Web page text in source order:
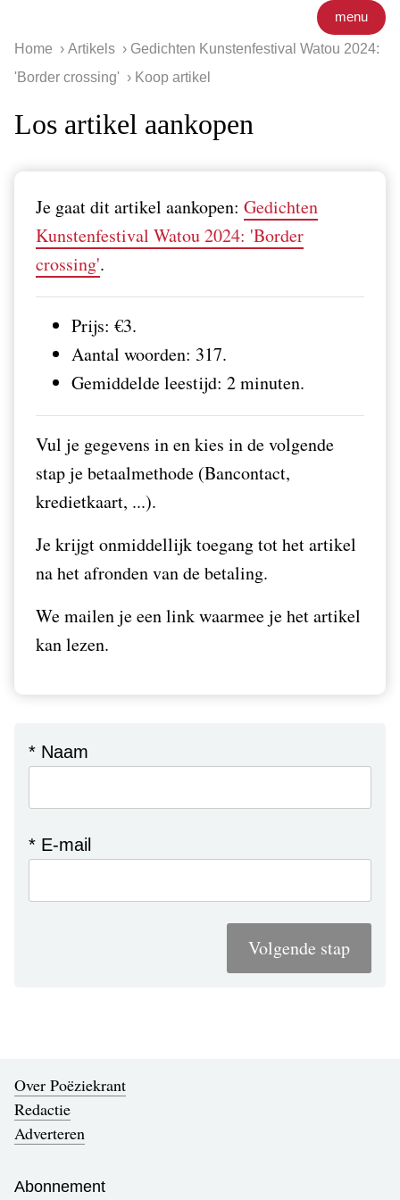
menu
Home Artikels
Gedichten Kunstenfestival Watou 2024:
'Border crossing'
Koop artikel
Los artikel aankopen
Je gaat dit artikel aankopen: Gedichten
Kunstenfestival Watou 2024: 'Border
crossing'.
Prijs: €3.
Aantal woorden: 317.
Gemiddelde leestijd: 2 minuten.
Vul je gegevens in en kies in de volgende
stap je betaalmethode (Bancontact,
kredietkaart, ...).
Je krijgt onmiddellijk toegang tot het artikel
na het afronden van de betaling.
We mailen je een link waarmee je het artikel
kan lezen.
* Naam
* E-mail
Volgende stap
Over Poëziekrant
Redactie
Adverteren
Abonnement